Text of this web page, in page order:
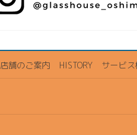
店舗のご案内 HISTORY サービ